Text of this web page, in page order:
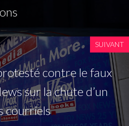
SUIVANT
contre le faux
sur la chute d’un
courriels